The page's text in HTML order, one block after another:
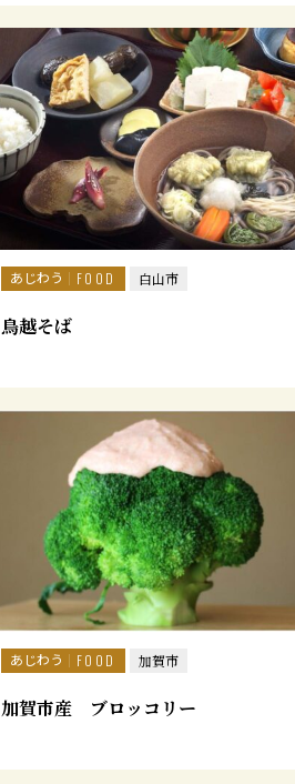
あじわう FOOD 白山市
鳥越そば
あじわう FOOD 加賀市
加賀市産 ブロッコリー